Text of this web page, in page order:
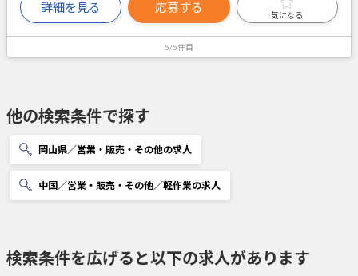
詳細を見る 応募する
気になる
5/5件目
他の検索条件で探す
岡山県／営業・販売・その他の求人
中国／営業・販売・その他／軽作業の求人
検索条件を広げると以下の求人があります